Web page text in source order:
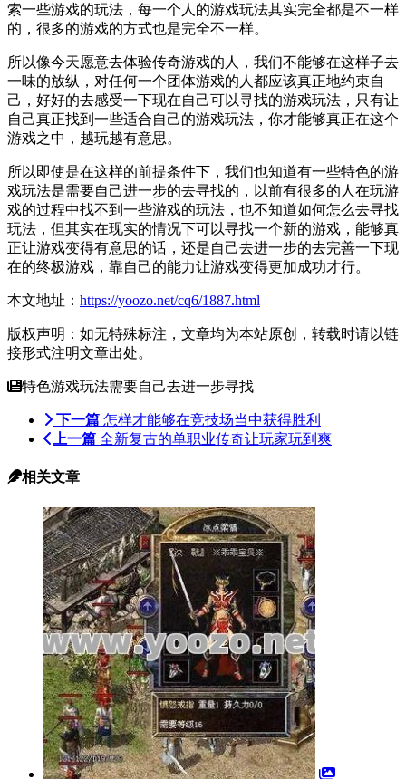
索一些游戏的玩法，每一个人的游戏玩法其实完全都是不一样
的，很多的游戏的方式也是完全不一样。
所以像今天愿意去体验传奇游戏的人，我们不能够在这样子去
一味的放纵，对任何一个团体游戏的人都应该真正地约束自
己，好好的去感受一下现在自己可以寻找的游戏玩法，只有让
自己真正找到一些适合自己的游戏玩法，你才能够真正在这个
游戏之中，越玩越有意思。
所以即使是在这样的前提条件下，我们也知道有一些特色的游
戏玩法是需要自己进一步的去寻找的，以前有很多的人在玩游
戏的过程中找不到一些游戏的玩法，也不知道如何怎么去寻找
玩法，但其实在现实的情况下可以寻找一个新的游戏，能够真
正让游戏变得有意思的话，还是自己去进一步的去完善一下现
在的终极游戏，靠自己的能力让游戏变得更加成功才行。
本文地址： https://yoozo.net/cq6/1887.html
版权声明：如无特殊标注，文章均为本站原创，转载时请以链
接形式注明文章出处。
特色游戏玩法需要自己去进一步寻找
下一篇 怎样才能够在竞技场当中获得胜利
上一篇 全新复古的单职业传奇让玩家玩到爽
相关文章